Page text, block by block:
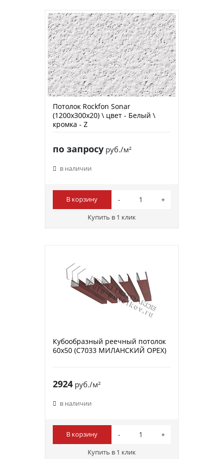
Потолок Rockfon Sonar
(1200х300х20) \ цвет - Белый \
кромка - Z
по запросуруб./м²
в наличии
В корзину
Купить в 1 клик
Кубообразный реечный потолок
60х50 (C7033 МИЛАНСКИЙ ОРЕХ)
2924руб./м²
в наличии
В корзину
Купить в 1 клик